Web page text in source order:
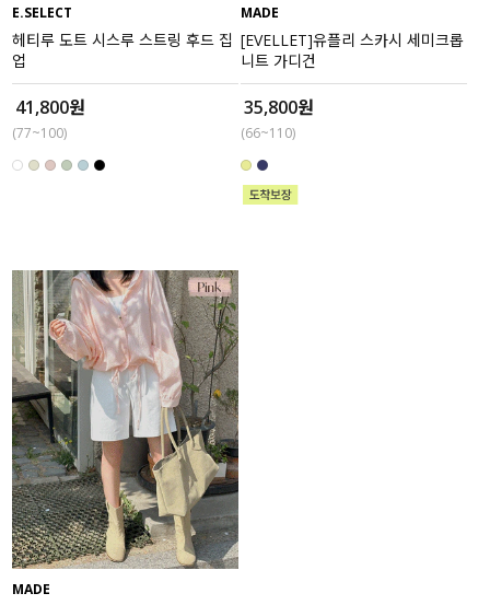
스커트
언더웨어/파자마
코디템
E.SELECT
헤티루 도트 시스루 스트링 후드 집
업
41,800원
(77~100)
MADE
[EVELLET]유플리 스카시 세미크롭
니트 가디건
35,800원
(66~110)
MADE